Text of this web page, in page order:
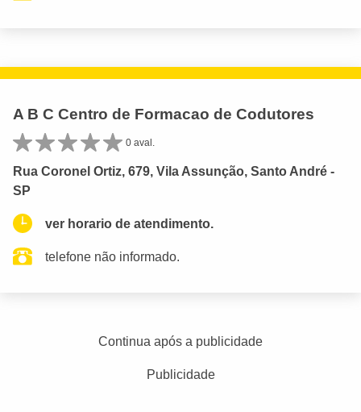
A B C Centro de Formacao de Codutores
0 aval.
Rua Coronel Ortiz, 679, Vila Assunção, Santo André -
SP
ver horario de atendimento.
telefone não informado.
Continua após a publicidade
Publicidade